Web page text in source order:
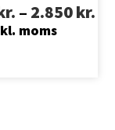
– 2.850kr.
moms